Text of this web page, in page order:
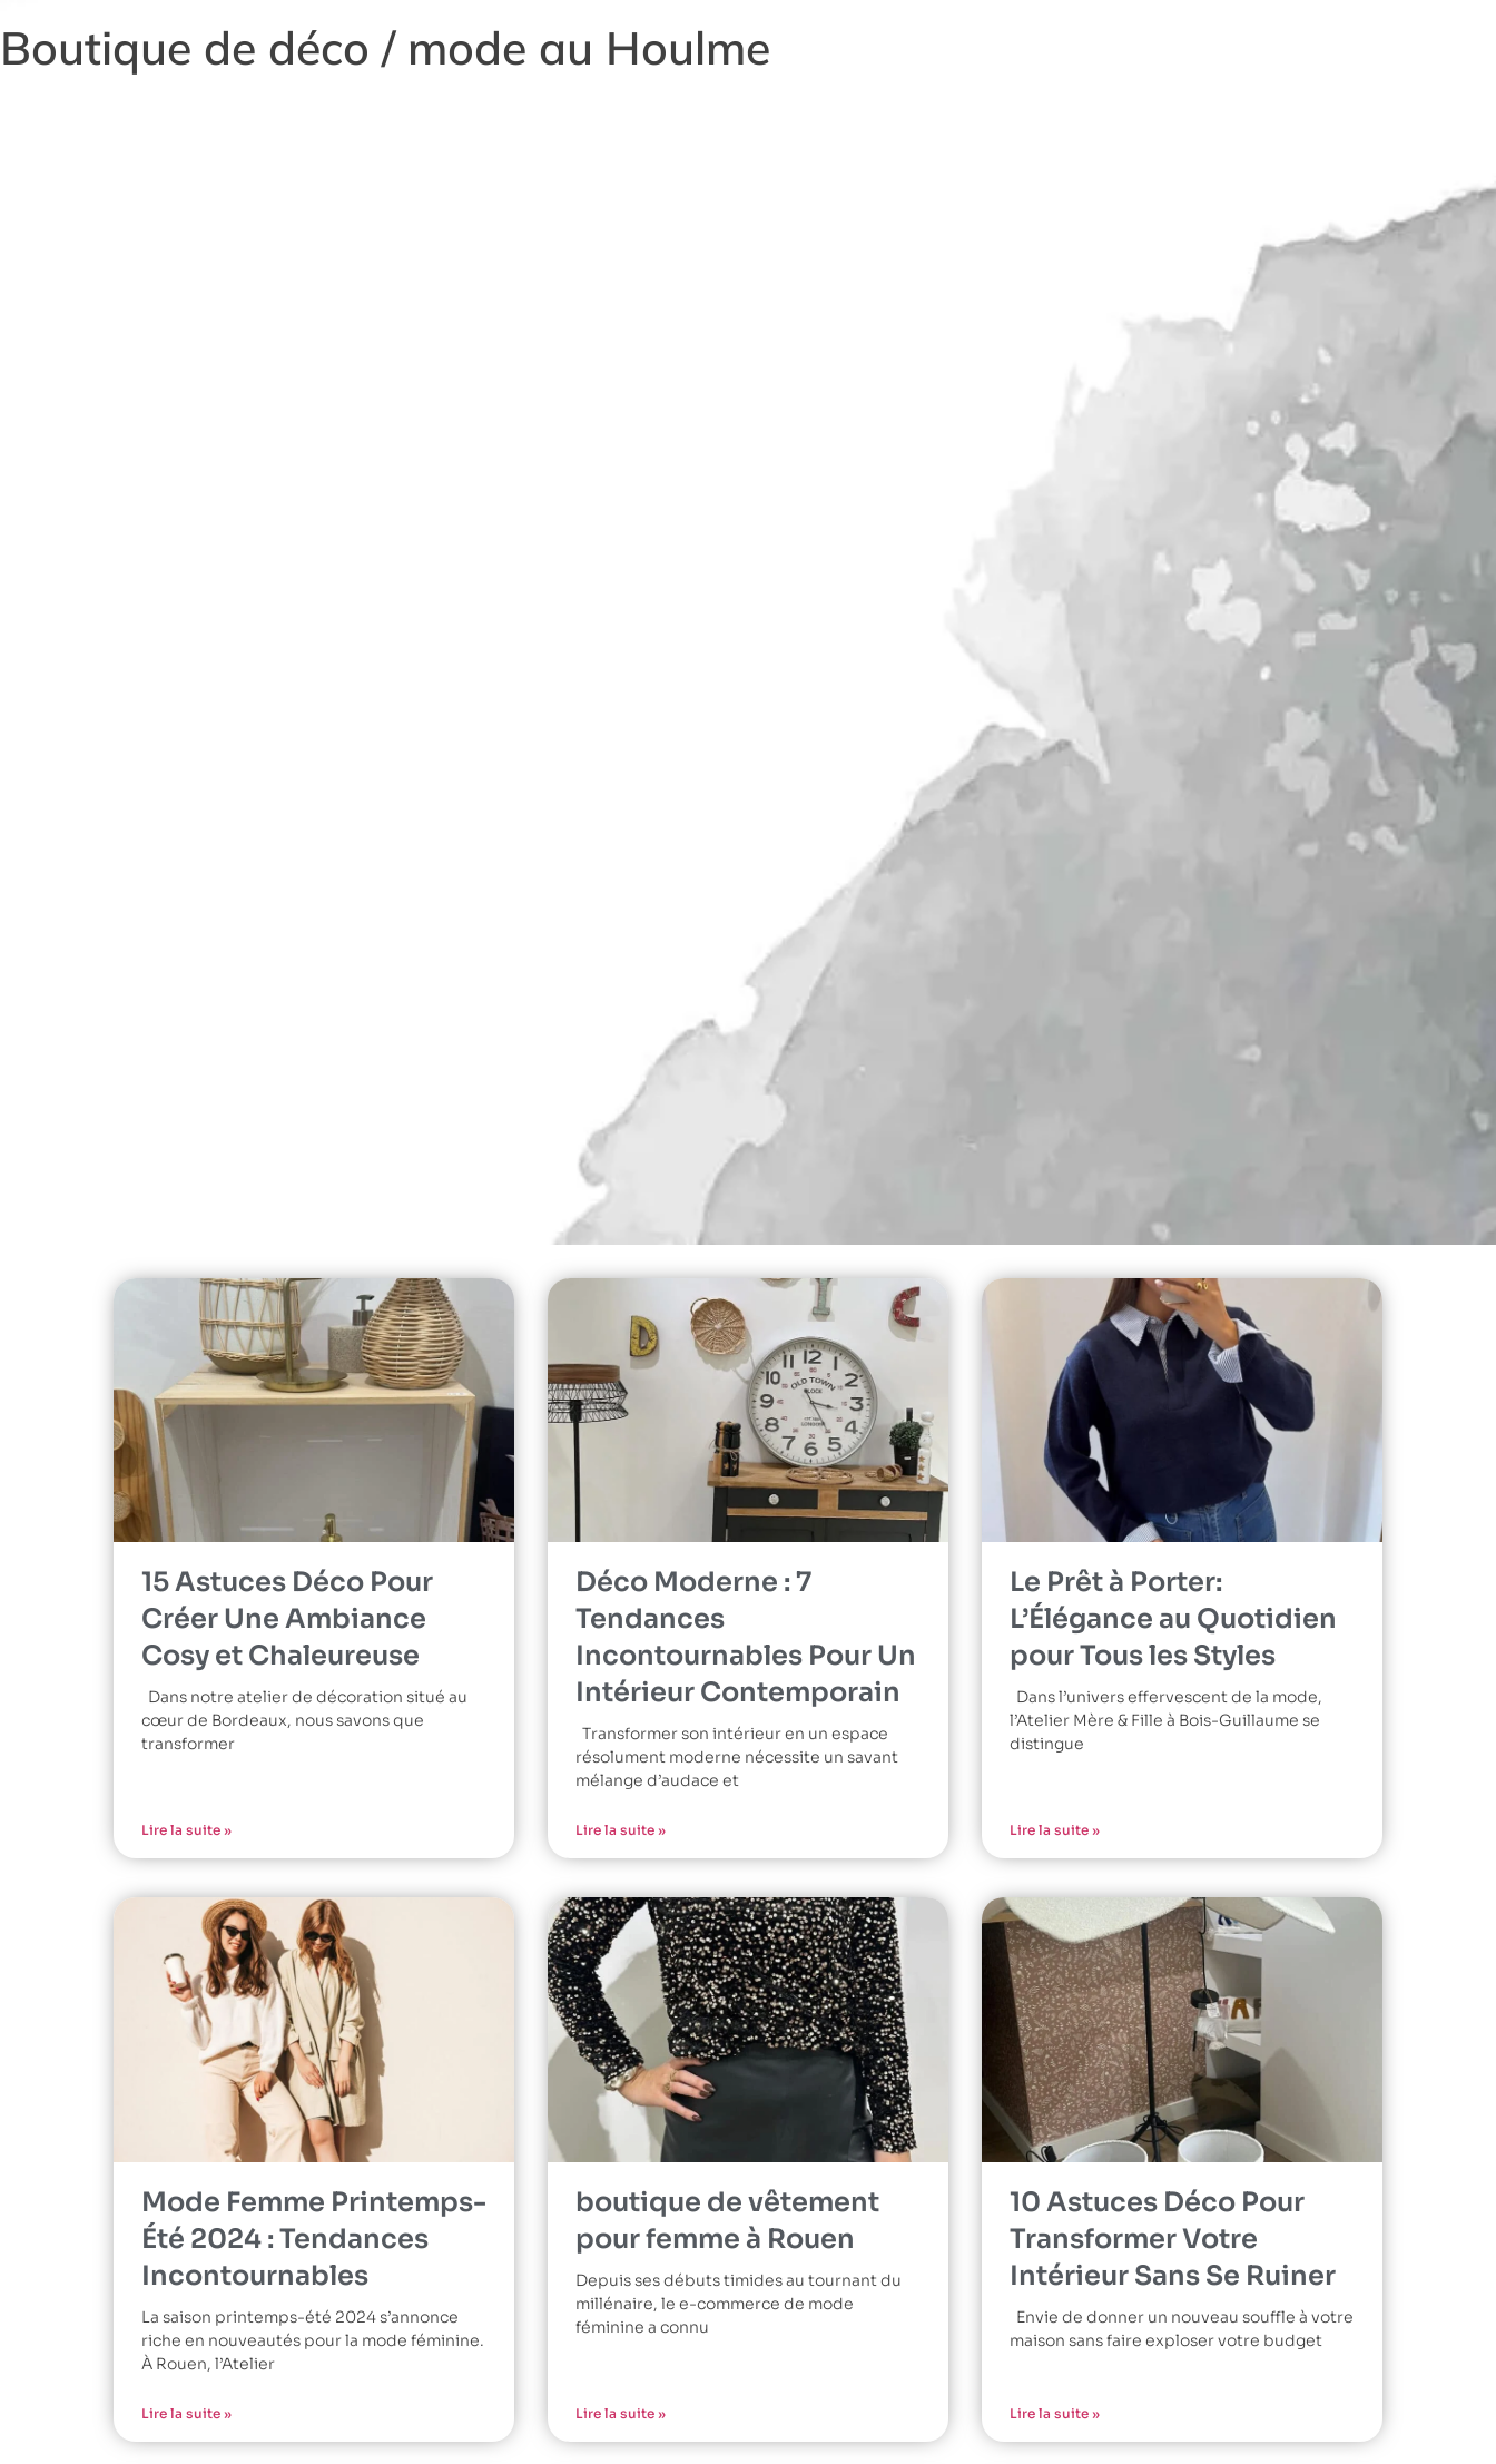
Boutique de déco / mode au Houlme
15 Astuces Déco Pour
Créer Une Ambiance
Cosy et Chaleureuse
Dans notre atelier de décoration situé au
cœur de Bordeaux, nous savons que
transformer
Lire la suite »
Déco Moderne : 7
Tendances
Incontournables Pour Un
Intérieur Contemporain
Transformer son intérieur en un espace
résolument moderne nécessite un savant
mélange d’audace et
Lire la suite »
Le Prêt à Porter:
L’Élégance au Quotidien
pour Tous les Styles
Dans l’univers effervescent de la mode,
l’Atelier Mère & Fille à Bois-Guillaume se
distingue
Lire la suite »
Mode Femme Printemps-
Été 2024 : Tendances
Incontournables
La saison printemps-été 2024 s’annonce
riche en nouveautés pour la mode féminine.
À Rouen, l’Atelier
Lire la suite »
boutique de vêtement
pour femme à Rouen
Depuis ses débuts timides au tournant du
millénaire, le e-commerce de mode
féminine a connu
Lire la suite »
10 Astuces Déco Pour
Transformer Votre
Intérieur Sans Se Ruiner
Envie de donner un nouveau souffle à votre
maison sans faire exploser votre budget
Lire la suite »